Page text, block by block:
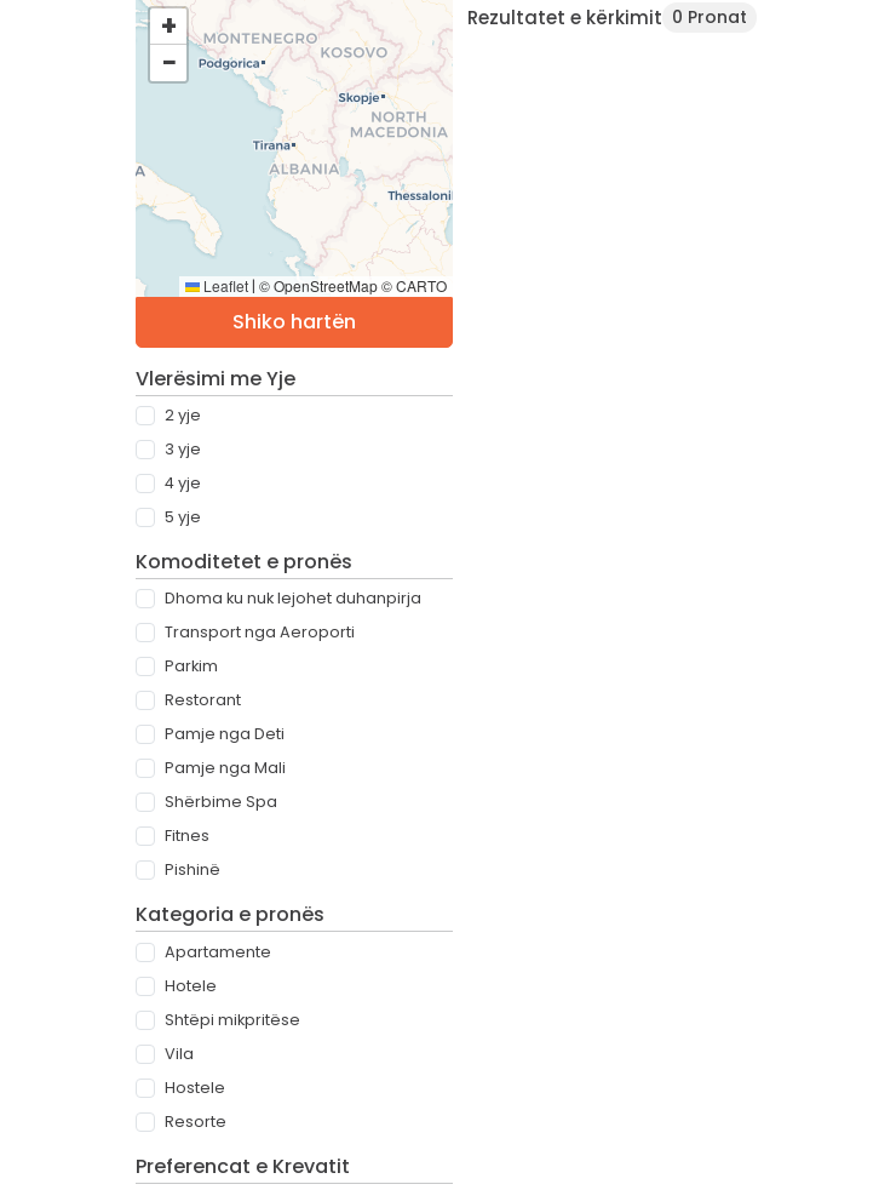
+
−
Leaflet | © OpenStreetMap © CARTO
Shiko hartën
Vlerësimi me Yje
2 yje
3 yje
4 yje
5 yje
Komoditetet e pronës
Dhoma ku nuk lejohet duhanpirja
Transport nga Aeroporti
Parkim
Restorant
Pamje nga Deti
Pamje nga Mali
Shërbime Spa
Fitnes
Pishinë
Kategoria e pronës
Apartamente
Hotele
Shtëpi mikpritëse
Vila
Hostele
Resorte
Preferencat e Krevatit
Rezultatet e kërkimit 0 Pronat